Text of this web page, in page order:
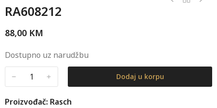
RA608212
88,00 KM
Dostupno uz narudžbu
﹣ ﹢ Dodaj u korpu
Proizvođač: Rasch